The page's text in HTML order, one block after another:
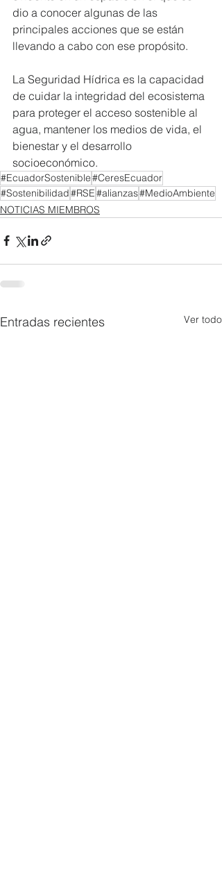
dio a conocer algunas de las
principales acciones que se están
llevando a cabo con ese propósito.
La Seguridad Hídrica es la capacidad
de cuidar la integridad del ecosistema
para proteger el acceso sostenible al
agua, mantener los medios de vida, el
bienestar y el desarrollo
socioeconómico.
#EcuadorSostenible#CeresEcuador
#Sostenibilidad#RSE#alianzas#MedioAmbiente
NOTICIAS MIEMBROS
Entradas recientes Ver todo